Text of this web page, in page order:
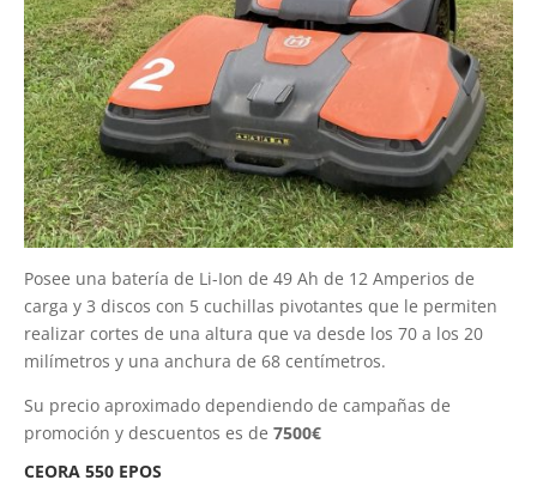
Posee una batería de Li-Ion de 49 Ah de 12 Amperios de
carga y 3 discos con 5 cuchillas pivotantes que le permiten
realizar cortes de una altura que va desde los 70 a los 20
milímetros y una anchura de 68 centímetros.
Su precio aproximado dependiendo de campañas de
promoción y descuentos es de 7500€
CEORA 550 EPOS